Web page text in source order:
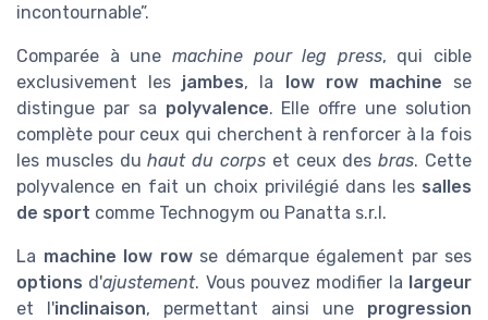
incontournable”.
Comparée à une machine pour leg press, qui cible
exclusivement les jambes, la low row machine se
distingue par sa polyvalence. Elle offre une solution
complète pour ceux qui cherchent à renforcer à la fois
les muscles duhaut du corps et ceux desbras. Cette
polyvalence en fait un choix privilégié dans les salles
de sport comme Technogym ou Panatta s.r.l.
La machine low rowse démarque également par ses
options d'ajustement. Vous pouvez modifier la largeur
et l'inclinaison, permettant ainsi une progression